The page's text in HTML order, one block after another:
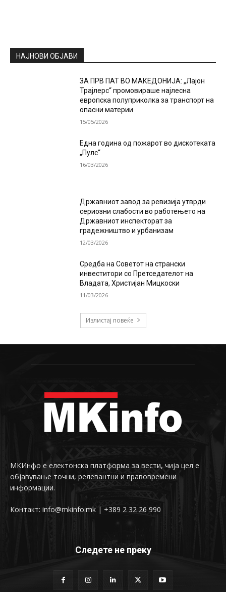
НАЈНОВИ ОБЈАВИ
ЗА ПРВ ПАТ ВО МАКЕДОНИЈА: „Лајон
Трајлерс“ промовираше најлесна
европска полуприколка за транспорт на
опасни материи
15/05/2026
Една година од пожарот во дискотеката
„Пулс“
16/03/2026
Државниот завод за ревизија утврди
сериозни слабости во работењето на
Државниот инспекторат за
градежништво и урбанизам
12/03/2026
Средба на Советот на странски
инвеститори со Претседателот на
Владата, Христијан Мицкоски
11/03/2026
Излистај повеќе
МКИнфо е електонска платформа за вести, чија цел е
објавување точни, релевантни и правовремени
информации.
Контакт: info@mkinfo.mk | +389 2 32 26 990
Следете не преку